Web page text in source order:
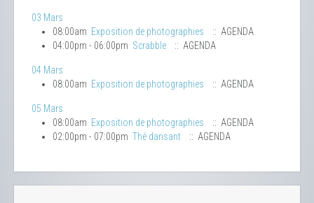
03 Mars
08:00am Exposition de photographies
:: AGENDA
04:00pm - 06:00pm Scrabble :: AGENDA
04 Mars
08:00am Exposition de photographies :: AGENDA
05 Mars
08:00am Exposition de photographies
:: AGENDA
02:00pm - 07:00pm Thé dansant :: AGENDA